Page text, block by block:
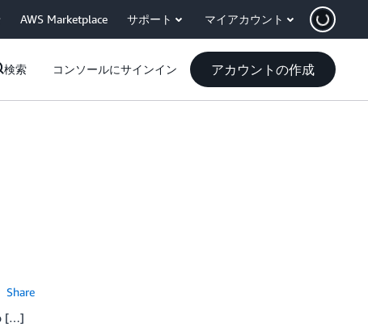
AWS Marketplace サポート マイアカウント
検索 コンソールにサインイン アカウントの作成
Share
[…]